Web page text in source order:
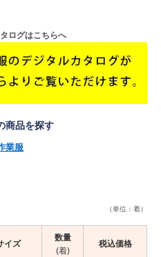
ログはこちらへ
商品を探す
業服
（単位：着）
イズ
数量
(着)
税込価格